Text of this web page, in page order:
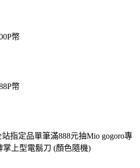
幣
幣
站指定品單筆滿888元抽Mio gogoro專
掌上型電鬍刀 (顏色隨機)